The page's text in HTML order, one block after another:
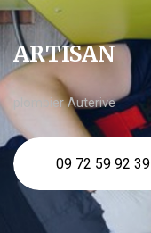
ARTISAN
plombier Auterive
09 72 59 92 39